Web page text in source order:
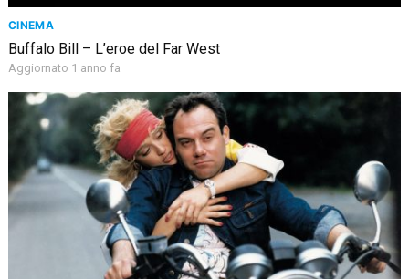
CINEMA
Buffalo Bill – L’eroe del Far West
Aggiornato 1 anno fa